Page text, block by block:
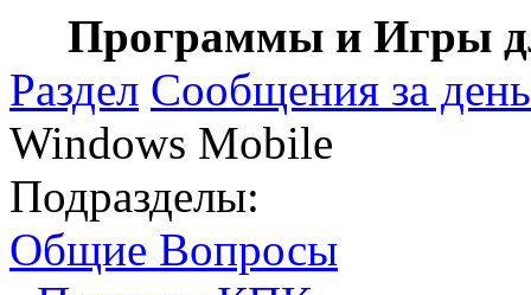
Программы и Игры
Раздел Сообщения за день
Windows Mobile
Подразделы:
Общие Вопросы